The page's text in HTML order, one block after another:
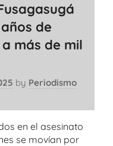
de
más de mil
by Periodismo
en el asesinato
se movían por